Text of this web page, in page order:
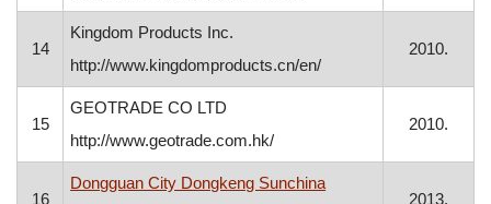
14
Kingdom Products Inc.
http://www.kingdomproducts.cn/en/
2010.
15
GEOTRADE CO LTD
http://www.geotrade.com.hk/
2010.
16
Dongguan City Dongkeng Sunchina
2013.